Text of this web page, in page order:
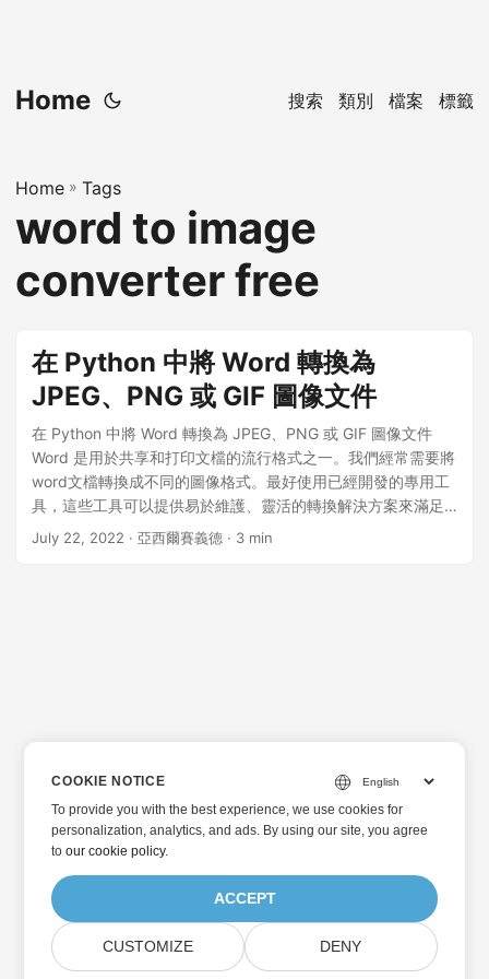
Home 搜索 類別 檔案 標籤
Home » Tags
word to image
converter free
在 Python 中將 Word 轉換為
JPEG、PNG 或 GIF 圖像文件
在 Python 中將 Word 轉換為 JPEG、PNG 或 GIF 圖像文件
Word 是用於共享和打印文檔的流行格式之一。我們經常需要將
word文檔轉換成不同的圖像格式。最好使用已經開發的專用工
具，這些工具可以提供易於維護、靈活的轉換解決方案來滿足
您的需求。在本文中，我們將學習如何在 Python 中將 word 轉
July 22, 2022 · 亞西爾賽義德 · 3 min
COOKIE NOTICE
To provide you with the best experience, we use cookies for
personalization, analytics, and ads. By using our site, you agree
toour cookie policy.
ACCEPT
CUSTOMIZE DENY